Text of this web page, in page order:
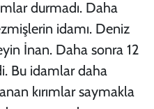
durmadı. Daha
idamı. Deniz
İnan. Daha sonra 12
Bu idamlar daha
kırımlar saymakla